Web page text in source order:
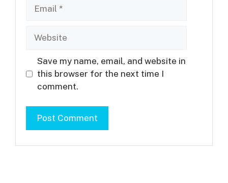
Website
Save my name, email, and website in
this browser for the next time I
comment.